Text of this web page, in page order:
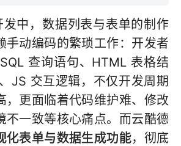
中，数据列表与表单的制作
手动编码的繁琐工作：开发者
查询语句、HTML 表格结
JS 交互逻辑，不仅开发周期
，更面临着代码维护难、修改
不一致等核心痛点。而云酷德
化表单与数据生成功能，彻底